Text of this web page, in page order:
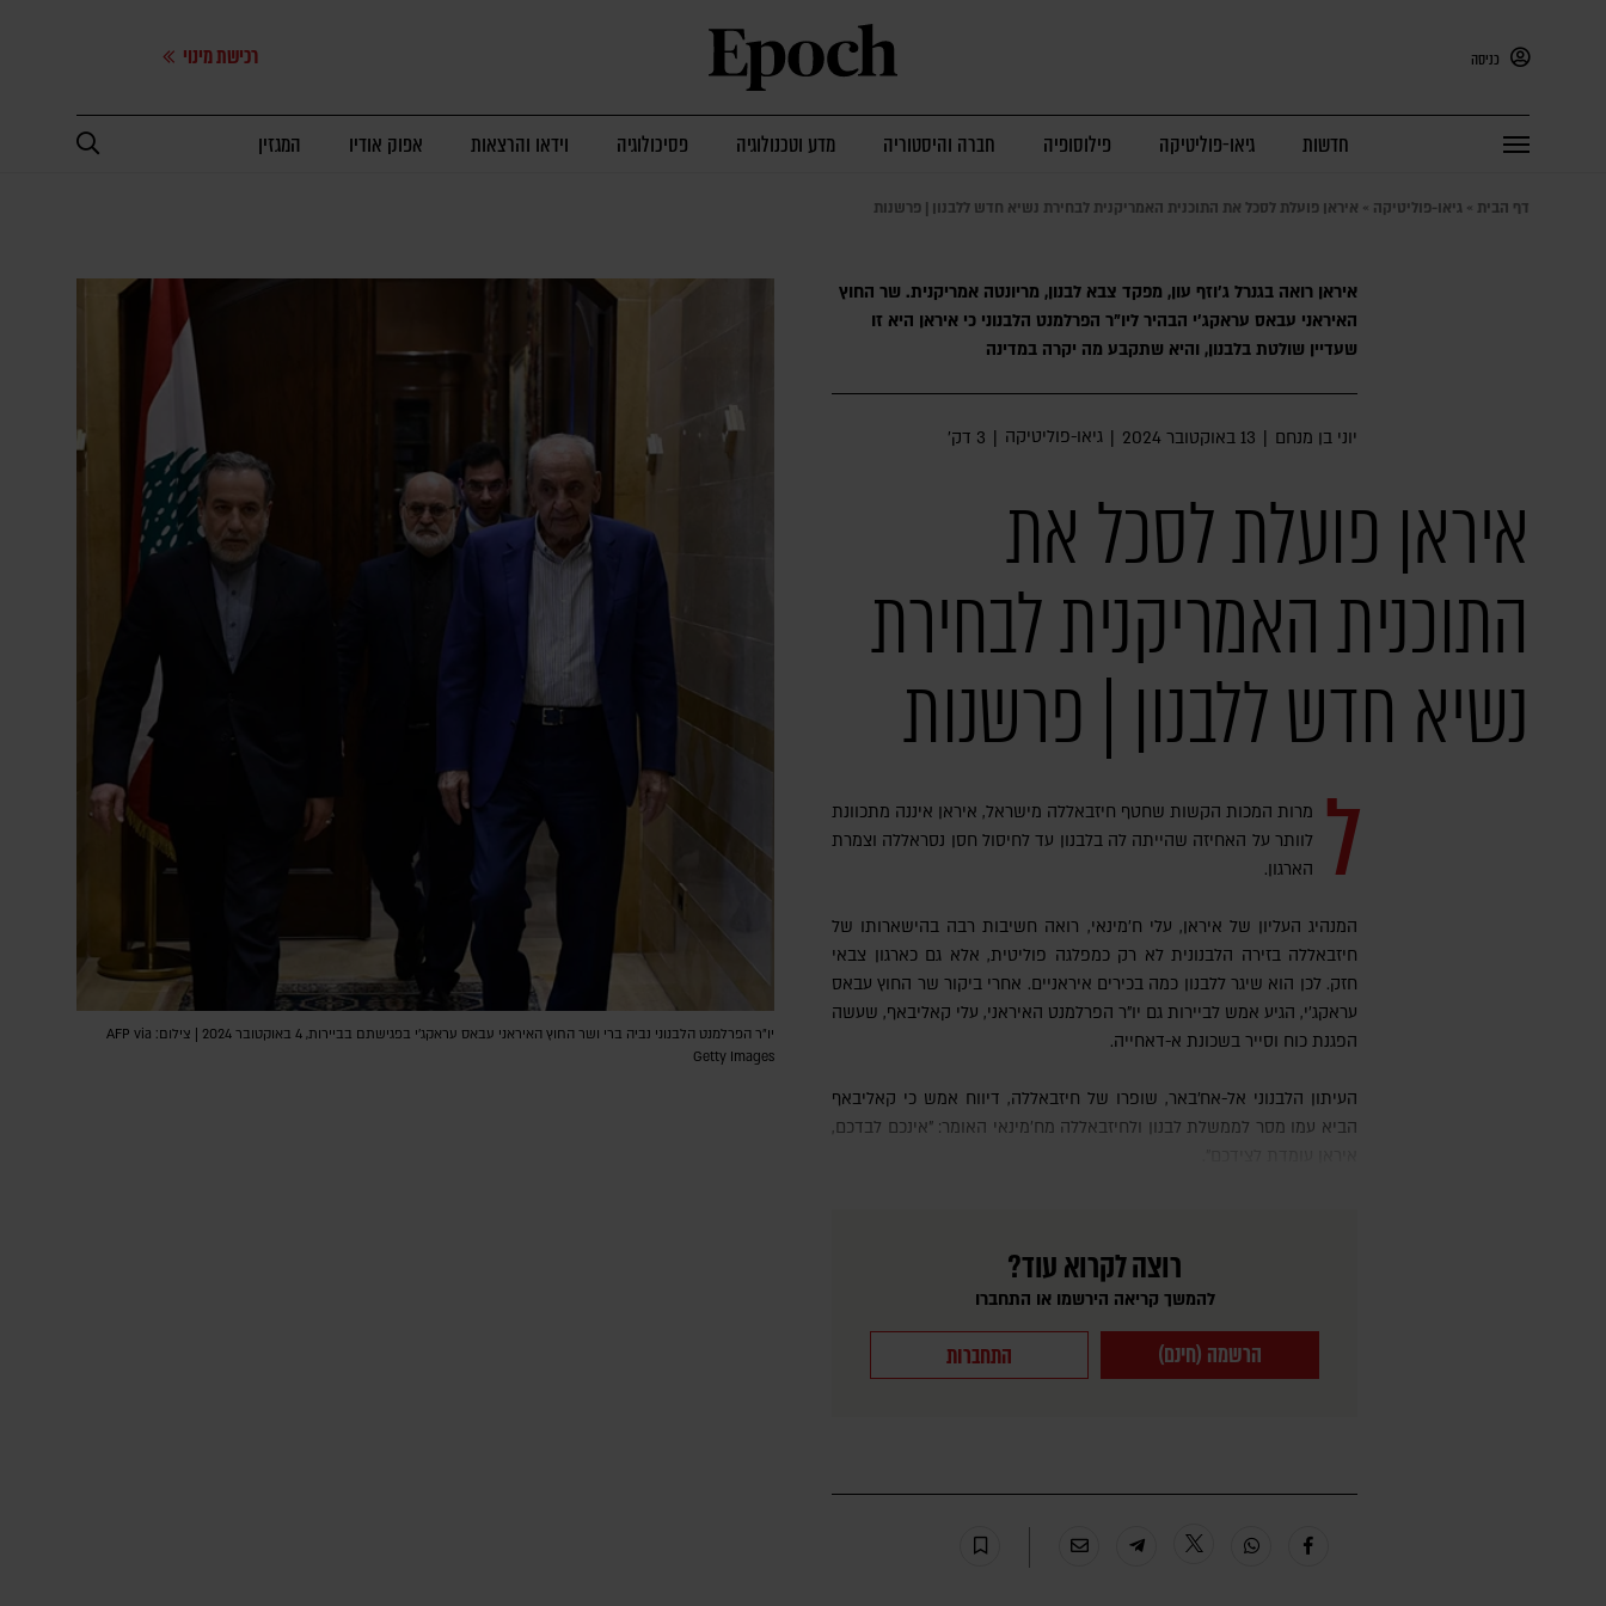
כניסה רכישת מינוי
חדשות גיאו-פוליטיקה פילוסופיה חברה והיסטוריה מדע וטכנולוגיה פסיכולוגיה וידאו והרצאות אפוק אודיו המגזין
דף הבית » גיאו-פוליטיקה » איראן פועלת לסכל את התוכנית האמריקנית לבחירת נשיא חדש ללבנון | פרשנות
איראן רואה בגנרל ג'וזף עון, מפקד צבא לבנון, מריונטה אמריקנית. שר החוץ
האיראני עבאס עראקג'י הבהיר ליו"ר הפרלמנט הלבנוני כי איראן היא זו
שעדיין שולטת בלבנון, והיא שתקבע מה יקרה במדינה
יוני בן מנחם | 13 באוקטובר 2024 | גיאו-פוליטיקה | 3 דק׳
איראן פועלת לסכל את
התוכנית האמריקנית לבחירת
נשיא חדש ללבנון | פרשנות
ל
מרות המכות הקשות שחטף חיזבאללה מישראל, איראן איננה מתכוונת
לוותר על האחיזה שהייתה לה בלבנון עד לחיסול חסן נסראללה וצמרת
הארגון.
המנהיג העליון של איראן, עלי ח'מינאי, רואה חשיבות רבה בהישארותו של
חיזבאללה בזירה הלבנונית לא רק כמפלגה פוליטית, אלא גם כארגון צבאי
חזק. לכן הוא שיגר ללבנון כמה בכירים איראניים. אחרי ביקור שר החוץ עבאס
עראקג'י, הגיע אמש לביירות גם יו"ר הפרלמנט האיראני, עלי קאליבאף, שעשה
הפגנת כוח וסייר בשכונת א-דאחייה.
העיתון הלבנוני אל-אח'באר, שופרו של חיזבאללה, דיווח אמש כי קאליבאף
הביא עמו מסר לממשלת לבנון ולחיזבאללה מח'מינאי האומר: "אינכם לבדכם,
רוצה לקרוא עוד?
להמשך קריאה הירשמו או התחברו
הרשמה (חינם) התחברות
יו"ר הפרלמנט הלבנוני נביה ברי ושר החוץ האיראני עבאס עראקג'י בפגישתם בביירות, 4 באוקטובר 2024 | צילום: AFP via
Getty Images